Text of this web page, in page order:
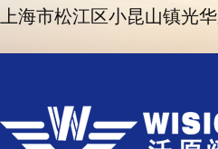
上海市松江区小昆山镇光